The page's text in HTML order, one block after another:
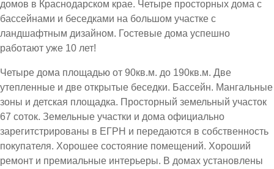
домов в Краснодарском крае. Четыре просторных дома с
бассейнами и беседками на большом участке с
ландшафтным дизайном. Гостевые дома успешно
работают уже 10 лет!
Четыре дома площадью от 90кв.м. до 190кв.м. Две
утепленные и две открытые беседки. Бассейн. Мангальные
зоны и детская площадка. Просторный земельный участок
67 соток. Земельные участки и дома официально
зарегитстрированы в ЕГРН и передаются в собственность
покупателя. Хорошее состояние помещений. Хороший
ремонт и премиальные интерьеры. В домах установлены